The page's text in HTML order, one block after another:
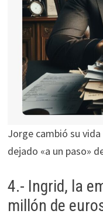
Jorge cambió su
dejado «a un paso»
4.- Ingrid, la
millón de